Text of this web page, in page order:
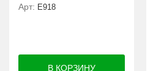
Арт: E918